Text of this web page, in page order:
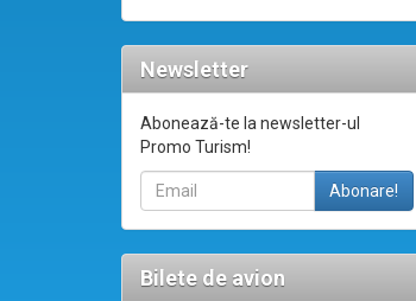
Newsletter
Abonează-te la newsletter-ul
Promo Turism!
Bilete de avion